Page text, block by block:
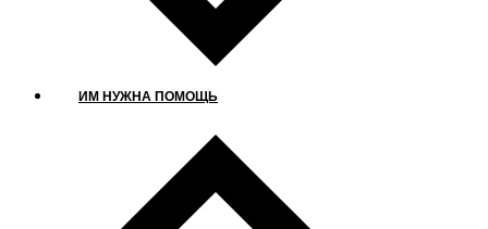
ИМ НУЖНА ПОМОЩЬ